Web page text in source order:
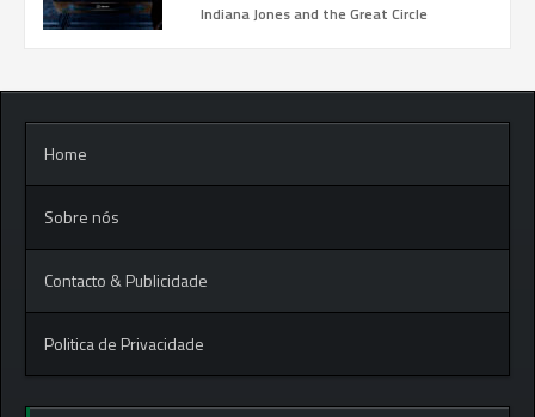
Indiana Jones and the Great Circle
Home
Sobre nós
Contacto & Publicidade
Politica de Privacidade